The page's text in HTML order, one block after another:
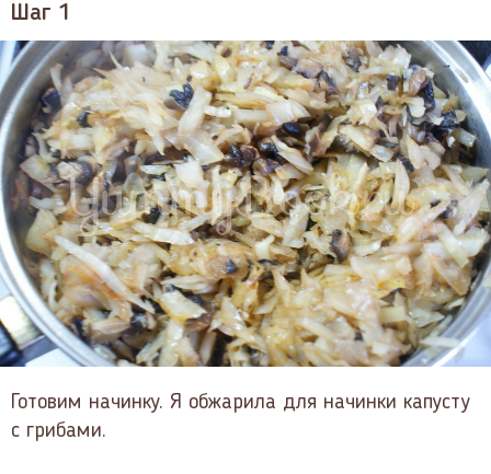
Шаг 1
Готовим начинку. Я обжарила для начинки капусту
с грибами.